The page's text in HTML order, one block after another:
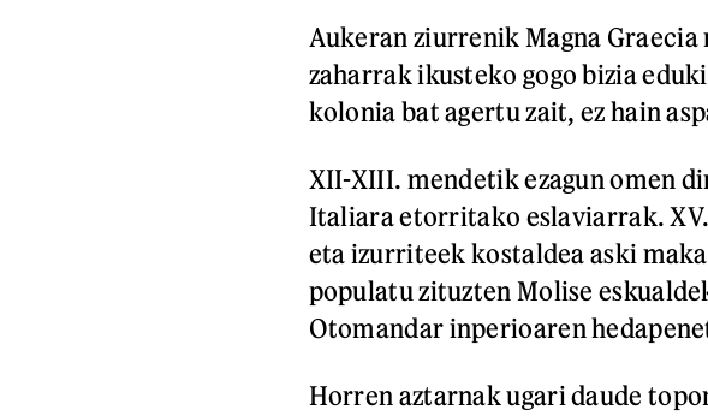
Aukeran ziurrenik Magna
zaharrak ikusteko gogo bizia
kolonia bat agertu zait, ez hain
XII-XIII. mendetik ezagun omen
Italiara etorritako eslaviarrak.
eta izurriteek kostaldea aski
populatu zituzten Molise
Otomandar inperioaren
Horren aztarnak ugari daude